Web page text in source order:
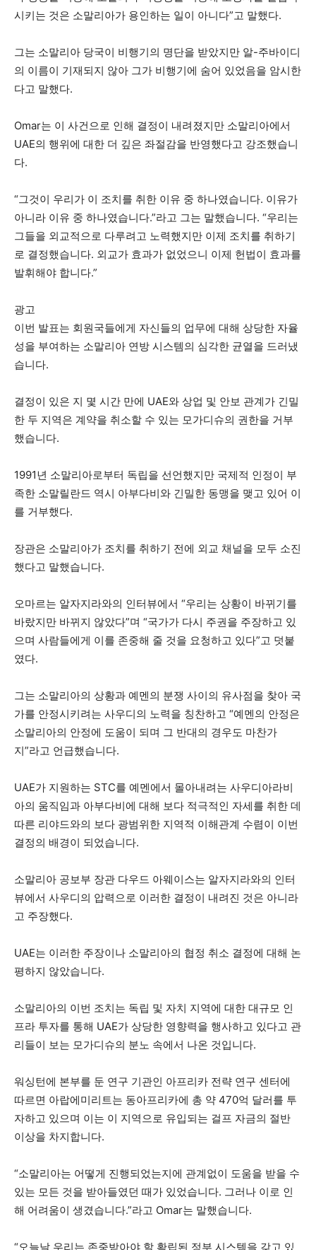
시키는 것은 소말리아가 용인하는 일이 아니다”고 말했다.
그는 소말리아 당국이 비행기의 명단을 받았지만 알-주바이디
의 이름이 기재되지 않아 그가 비행기에 숨어 ​​있었음을 암시한
다고 말했다.
Omar는 이 사건으로 인해 결정이 내려졌지만 소말리아에서
UAE의 행위에 대한 더 깊은 좌절감을 반영했다고 강조했습니
다.
“그것이 우리가 이 조치를 취한 이유 중 하나였습니다. 이유가
아니라 이유 중 하나였습니다.”라고 그는 말했습니다. “우리는
그들을 외교적으로 다루려고 노력했지만 이제 조치를 취하기
로 결정했습니다. 외교가 효과가 없었으니 이제 헌법이 효과를
발휘해야 합니다.”
광고
이번 발표는 회원국들에게 자신들의 업무에 대해 상당한 자율
성을 부여하는 소말리아 연방 시스템의 심각한 균열을 드러냈
습니다.
결정이 있은 지 몇 시간 만에 UAE와 상업 및 안보 관계가 긴밀
한 두 지역은 계약을 취소할 수 있는 모가디슈의 권한을 거부
했습니다.
1991년 소말리아로부터 독립을 선언했지만 국제적 인정이 부
족한 소말릴란드 역시 아부다비와 긴밀한 동맹을 맺고 있어 이
를 거부했다.
장관은 소말리아가 조치를 취하기 전에 외교 채널을 모두 소진
했다고 말했습니다.
오마르는 알자지라와의 인터뷰에서 “우리는 상황이 바뀌기를
바랐지만 바뀌지 않았다”며 “국가가 다시 주권을 주장하고 있
으며 사람들에게 이를 존중해 줄 것을 요청하고 있다”고 덧붙
였다.
그는 소말리아의 상황과 예멘의 분쟁 사이의 유사점을 찾아 국
가를 안정시키려는 사우디의 노력을 칭찬하고 “예멘의 안정은
소말리아의 안정에 도움이 되며 그 반대의 경우도 마찬가
지”라고 언급했습니다.
UAE가 지원하는 STC를 예멘에서 몰아내려는 사우디아라비
아의 움직임과 아부다비에 대해 보다 적극적인 자세를 취한 데
따른 리야드와의 보다 광범위한 지역적 이해관계 수렴이 이번
결정의 배경이 되었습니다.
소말리아 공보부 장관 다우드 아웨이스는 알자지라와의 인터
뷰에서 사우디의 압력으로 이러한 결정이 내려진 것은 아니라
고 주장했다.
UAE는 이러한 주장이나 소말리아의 협정 취소 결정에 대해 논
평하지 않았습니다.
소말리아의 이번 조치는 독립 및 자치 지역에 대한 대규모 인
프라 투자를 통해 UAE가 상당한 영향력을 행사하고 있다고 관
리들이 보는 모가디슈의 분노 속에서 나온 것입니다.
워싱턴에 본부를 둔 연구 기관인 아프리카 전략 연구 센터에
따르면 아랍에미리트는 동아프리카에 총 약 470억 달러를 투
자하고 있으며 이는 이 지역으로 유입되는 걸프 자금의 절반
이상을 차지합니다.
“소말리아는 어떻게 진행되었는지에 관계없이 도움을 받을 수
있는 모든 것을 받아들였던 때가 있었습니다. 그러나 이로 인
해 어려움이 생겼습니다.”라고 Omar는 말했습니다.
“오늘날 우리는 존중받아야 할 확립된 정부 시스템을 갖고 있